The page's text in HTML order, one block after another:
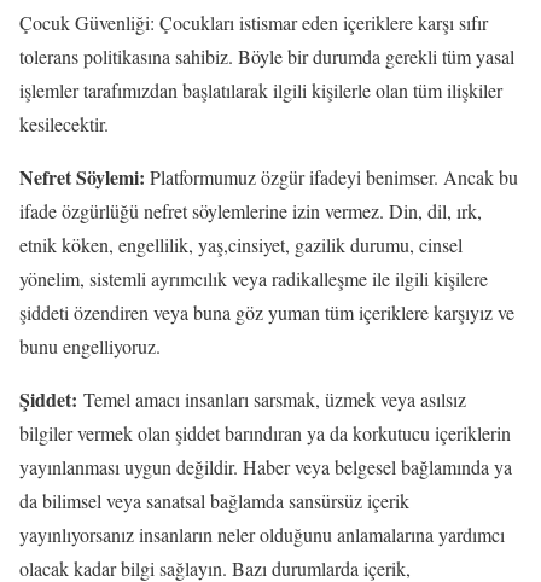
Çocuk Güvenliği: Çocukları istismar eden içeriklere karşı sıfır
tolerans politikasına sahibiz. Böyle bir durumda gerekli tüm yasal
işlemler tarafımızdan başlatılarak ilgili kişilerle olan tüm ilişkiler
kesilecektir.
Nefret Söylemi: Platformumuz özgür ifadeyi benimser. Ancak bu
ifade özgürlüğü nefret söylemlerine izin vermez. Din, dil, ırk,
etnik köken, engellilik, yaş,cinsiyet, gazilik durumu, cinsel
yönelim, sistemli ayrımcılık veya radikalleşme ile ilgili kişilere
şiddeti özendiren veya buna göz yuman tüm içeriklere karşıyız ve
bunu engelliyoruz.
Şiddet: Temel amacı insanları sarsmak, üzmek veya asılsız
bilgiler vermek olan şiddet barındıran ya da korkutucu içeriklerin
yayınlanması uygun değildir. Haber veya belgesel bağlamında ya
da bilimsel veya sanatsal bağlamda sansürsüz içerik
yayınlıyorsanız insanların neler olduğunu anlamalarına yardımcı
olacak kadar bilgi sağlayın. Bazı durumlarda içerik,